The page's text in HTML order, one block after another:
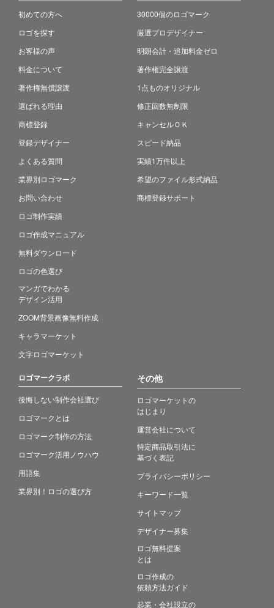
初めての方へ
ロゴを探す
お客様の声
料金について
著作権無償譲渡
選ばれる理由
商標登録
登録デザイナー
よくある質問
業界別ロゴマーク
お問い合わせ
ロゴ制作実績
ロゴ作成マニュアル
無料ダウンロード
ロゴの色選び
マンガでわかる
デザイン活用
ZOOM背景画像無料作成
キャラマーケット
文字ロゴマーケット
30000個のロゴマーク
厳選プロデザイナー
明朗会計・追加料金ゼロ
著作権完全譲渡
1点ものオリジナル
修正回数無制限
キャンセルＯＫ
スピード納品
実績1万件以上
希望のファイル形式納品
商標登録サポート
ロゴマークラボ
後悔しない制作会社選び
ロゴマークとは
ロゴマーク制作の方法
ロゴマーク活用ノウハウ
用語集
業界別！ロゴの選び方
その他
ロゴマーケットの
はじまり
運営会社について
特定商品取引法に
基づく表記
プライバシーポリシー
キーワード一覧
サイトマップ
デザイナー募集
ロゴ無料提案
とは
ロゴ作成の
依頼方法ガイド
起業・会社設立の